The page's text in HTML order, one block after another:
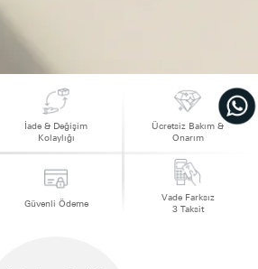
İade & Değişim
Kolaylığı
Ücretsiz Bakım &
Onarım
Güvenli Ödeme
Vade Farksız
3 Taksit